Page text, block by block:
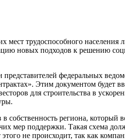
мест трудоспособного
новых подходов к решению
федеральных
Этим документом будет
для строительства в
собственность региона, который
мер поддержки. Такая схема
не происходит, так как